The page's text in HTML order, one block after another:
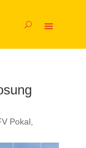
Pokal,